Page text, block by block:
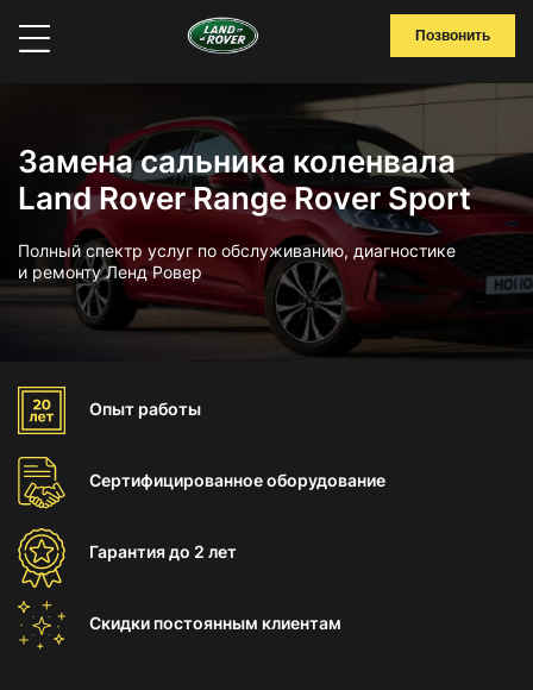
Позвонить
Замена сальника коленвала
Land Rover Range Rover Sport
Полный спектр услуг по обслуживанию, диагностике
и ремонту Ленд Ровер
Опыт работы
Сертифицированноеоборудование
Гарантиядо 2 лет
Скидки постоянным клиентам